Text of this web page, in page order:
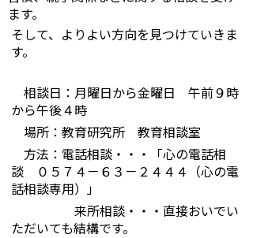
ます。
そして、よりよい方向を見つけていきま
す。
相談日：月曜日から金曜日 午前９時
から午後４時
場所：教育研究所 教育相談室
方法：電話相談・・・「心の電話相
談 ０５７４－６３－２４４４（心の電
話相談専用）」
来所相談・・・直接おいでい
ただいても結構です。